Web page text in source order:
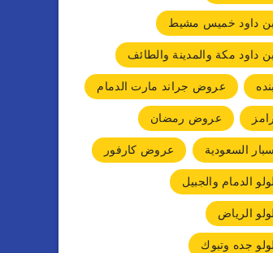
داود خميس مشيط
داود مكة والمدينة والطائف
عروض جراند مارت الدمام
عروض رمضان
السعودية
عروض كارفور
الدمام والجبيل
الرياض
جده وتبوك